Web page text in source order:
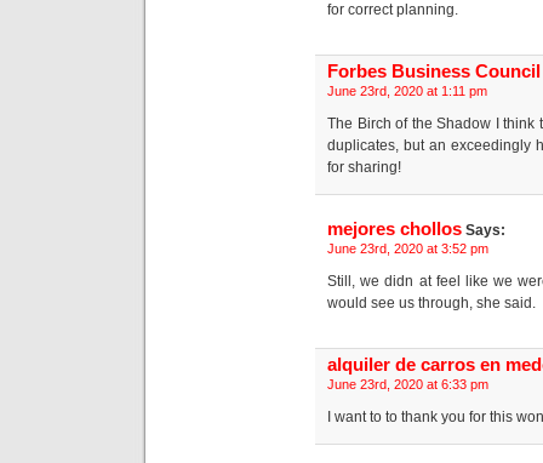
for correct planning.
Forbes Business Council
June 23rd, 2020 at 1:11 pm
The Birch of the Shadow I
duplicates, but an exceedingly
for sharing!
mejores chollos Says:
June 23rd, 2020 at 3:52 pm
Still, we didn at feel like we
would see us through, she said.
alquiler de carros en
June 23rd, 2020 at 6:33 pm
I want to to thank you for this